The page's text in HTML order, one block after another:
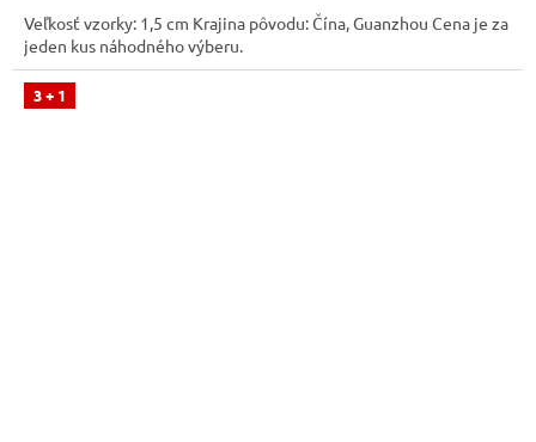
Veľkosť vzorky: 1,5 cm Krajina pôvodu: Čína, Guanzhou Cena je za
jeden kus náhodného výberu.
3 + 1